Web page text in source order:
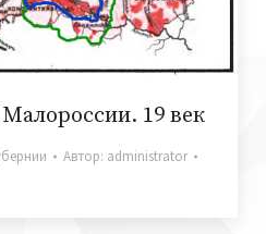
19 век
Автор: administrator